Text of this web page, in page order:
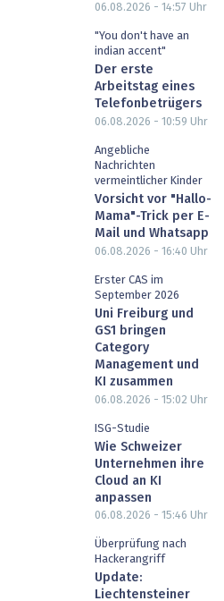
06.08.2026 - 14:57 Uhr
"You don't have an
indian accent"
Der erste
Arbeitstag eines
Telefonbetrügers
06.08.2026 - 10:59 Uhr
Angebliche
Nachrichten
vermeintlicher Kinder
Vorsicht vor "Hallo-
Mama"-Trick per E-
Mail und Whatsapp
06.08.2026 - 16:40 Uhr
Erster CAS im
September 2026
Uni Freiburg und
GS1 bringen
Category
Management und
KI zusammen
06.08.2026 - 15:02 Uhr
ISG-Studie
Wie Schweizer
Unternehmen ihre
Cloud an KI
anpassen
06.08.2026 - 15:46 Uhr
Überprüfung nach
Hackerangriff
Update:
Liechtensteiner